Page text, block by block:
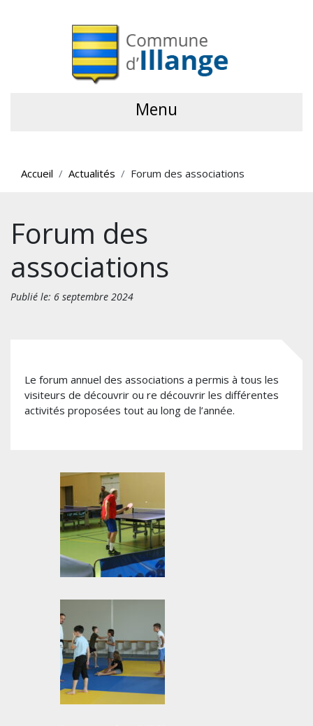
Menu
Accueil Actualités Forum des associations
Forum des
associations
Publié le: 6 septembre 2024
Le forum annuel des associations a permis à tous les
visiteurs de découvrir ou re découvrir les différentes
activités proposées tout au long de l’année.